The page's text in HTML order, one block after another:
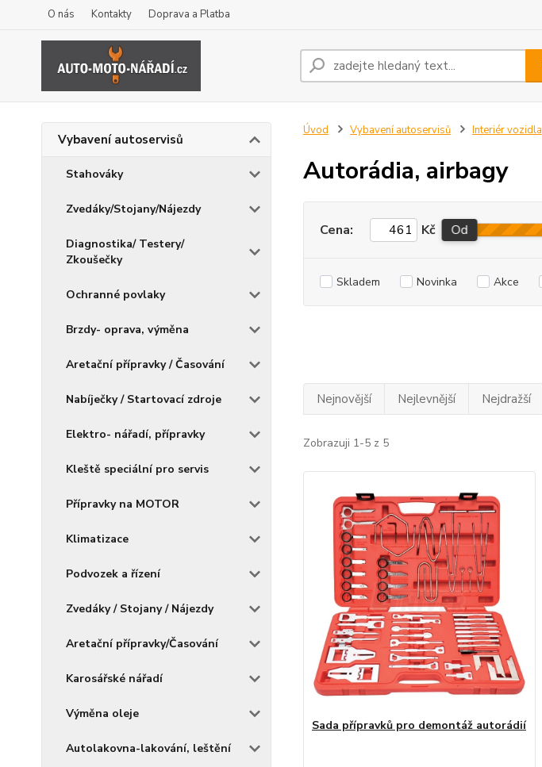
O nás Kontakty Doprava a Platba
Vybavení autoservisů
Stahováky
Zvedáky/Stojany/Nájezdy
Diagnostika/ Testery/
Zkoušečky
Ochranné povlaky
Brzdy- oprava, výměna
Aretační přípravky / Časování
Nabíječky / Startovací zdroje
Elektro- nářadí, přípravky
Kleště speciální pro servis
Přípravky na MOTOR
Klimatizace
Podvozek a řízení
Zvedáky / Stojany / Nájezdy
Aretační přípravky/Časování
Karosářské nářadí
Výměna oleje
Autolakovna-lakování, leštění
Úvod Vybavení autoservisů Interiér vozidla
Autorádia, airbagy
Cena: Kč Od
Skladem Novinka Akce
Nejnovější Nejlevnější Nejdražší
Zobrazuji 1-5 z 5
Sada přípravků pro demontáž autorádií